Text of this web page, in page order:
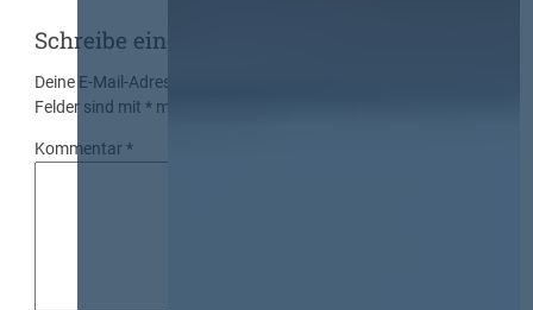
Schreibe einen Kommentar
Deine E-Mail-Adresse wird nicht veröffentlicht.
Felder sind mit* markiert
Kommentar*